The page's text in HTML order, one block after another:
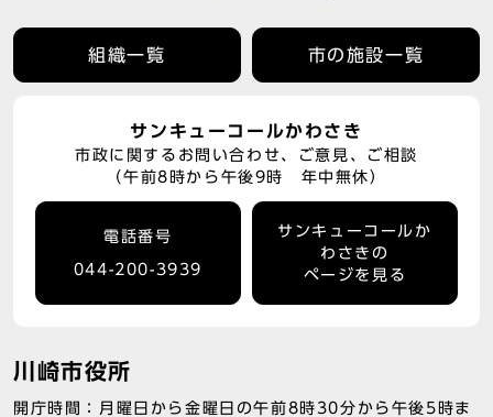
組織一覧 市の施設一覧
サンキューコールかわさき
市政に関するお問い合わせ、ご意見、ご相談
（午前8時から午後9時 年中無休）
電話番号
044-200-3939
サンキューコールか
わさきの
ページを見る
川崎市役所
開庁時間：月曜日から金曜日の午前8時30分から午後5時ま